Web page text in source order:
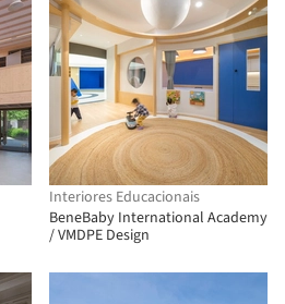
Interiores Educacionais
BeneBaby International Academy
/ VMDPE Design